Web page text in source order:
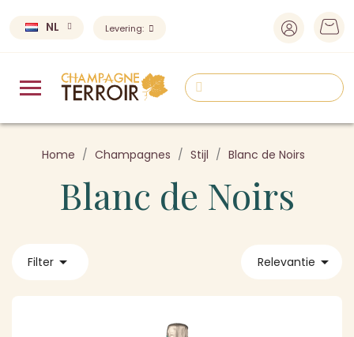
NL Levering:
Home Champagnes Stijl Blanc de Noirs
Blanc de Noirs
Filter  Relevantie 